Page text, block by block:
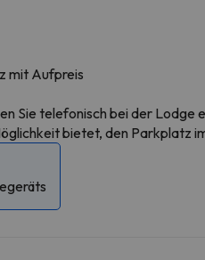
mit Aufpreis
Sie telefonisch bei der Lodge
bietet, den Parkplatz